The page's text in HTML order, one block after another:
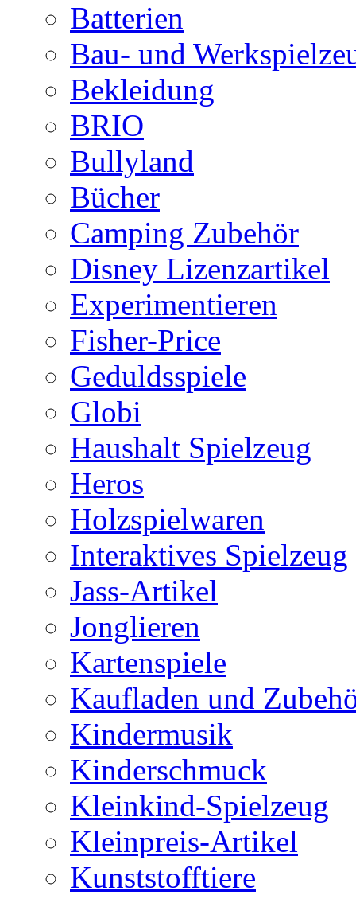
Batterien
Bau- und
Bekleidung
BRIO
Bullyland
Bücher
Camping Zubehör
Disney Lizenzartikel
Experimentieren
Fisher-Price
Geduldsspiele
Globi
Haushalt Spielzeug
Heros
Holzspielwaren
Interaktives Spielzeug
Jass-Artikel
Jonglieren
Kartenspiele
Kaufladen und
Kindermusik
Kinderschmuck
Kleinkind-Spielzeug
Kleinpreis-Artikel
Kunststofftiere